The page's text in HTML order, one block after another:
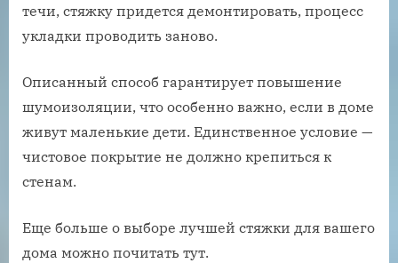
течи, стяжку придется демонтировать, процесс
укладки проводить заново.
Описанный способ гарантирует повышение
шумоизоляции, что особенно важно, если в доме
живут маленькие дети. Единственное условие —
чистовое покрытие не должно крепиться к
стенам.
Еще больше о выборе лучшей стяжки для вашего
дома можно почитать тут.